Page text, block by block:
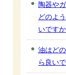
陶器や
どのよ
いですか
油はど
ら良い